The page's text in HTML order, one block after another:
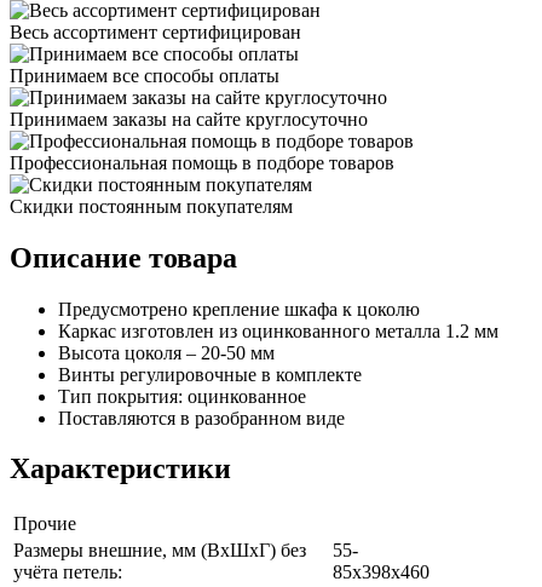
Весь ассортимент сертифицирован
Принимаем все способы оплаты
Принимаем заказы на сайте круглосуточно
Профессиональная помощь в подборе товаров
Скидки постоянным покупателям
Описание товара
Предусмотрено крепление шкафа к цоколю
Каркас изготовлен из оцинкованного металла 1.2 мм
Высота цоколя – 20-50 мм
Винты регулировочные в комплекте
Тип покрытия: оцинкованное
Поставляются в разобранном виде
Характеристики
Прочие
Размеры внешние, мм (ВхШхГ) без
учёта петель:
55-
85x398x460